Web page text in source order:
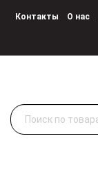
Контакты О нас
Искать: